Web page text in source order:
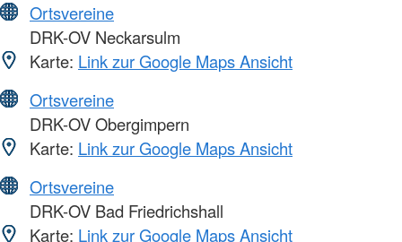
Ortsvereine
DRK-OV Neckarsulm
Karte: Link zur Google Maps Ansicht
Ortsvereine
DRK-OV Obergimpern
Karte: Link zur Google Maps Ansicht
Ortsvereine
DRK-OV Bad Friedrichshall
Karte: Link zur Google Maps Ansicht